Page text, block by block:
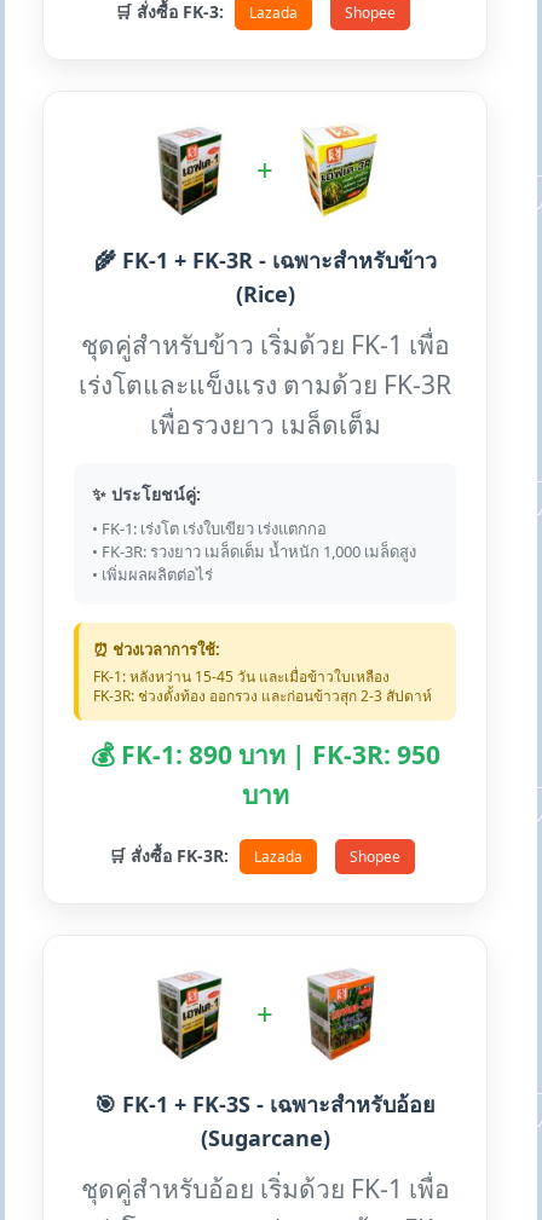
🛒 สั่งซื้อ FK-3: Lazada Shopee
+
🌾 FK-1 + FK-3R - เฉพาะสำหรับข้าว
(Rice)
ชุดคู่สำหรับข้าว เริ่มด้วย FK-1 เพื่อ
เร่งโตและแข็งแรง ตามด้วย FK-3R
เพื่อรวงยาว เมล็ดเต็ม
✨ ประโยชน์คู่:
• FK-1: เร่งโต เร่งใบเขียว เร่งแตกกอ
• FK-3R: รวงยาว เมล็ดเต็ม น้ำหนัก 1,000 เมล็ดสูง
• เพิ่มผลผลิตต่อไร่
⏰ ช่วงเวลาการใช้:
FK-1: หลังหว่าน 15-45 วัน และเมื่อข้าวใบเหลือง
FK-3R: ช่วงตั้งท้อง ออกรวง และก่อนข้าวสุก 2-3 สัปดาห์
💰 FK-1: 890 บาท | FK-3R: 950
บาท
🛒 สั่งซื้อ FK-3R: Lazada Shopee
+
🎯 FK-1 + FK-3S - เฉพาะสำหรับอ้อย
(Sugarcane)
ชุดคู่สำหรับอ้อย เริ่มด้วย FK-1 เพื่อ